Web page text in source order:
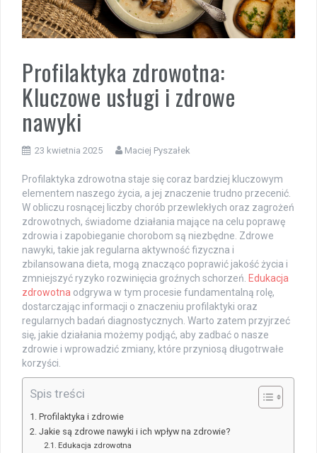
Profilaktyka zdrowotna:
Kluczowe usługi i zdrowe
nawyki
23 kwietnia 2025 Maciej Pyszałek
Profilaktyka zdrowotna staje się coraz bardziej kluczowym
elementem naszego życia, a jej znaczenie trudno przecenić.
W obliczu rosnącej liczby chorób przewlekłych oraz zagrożeń
zdrowotnych, świadome działania mające na celu poprawę
zdrowia i zapobieganie chorobom są niezbędne. Zdrowe
nawyki, takie jak regularna aktywność fizyczna i
zbilansowana dieta, mogą znacząco poprawić jakość życia i
zmniejszyć ryzyko rozwinięcia groźnych schorzeń. Edukacja
zdrowotna odgrywa w tym procesie fundamentalną rolę,
dostarczając informacji o znaczeniu profilaktyki oraz
regularnych badań diagnostycznych. Warto zatem przyjrzeć
się, jakie działania możemy podjąć, aby zadbać o nasze
zdrowie i wprowadzić zmiany, które przyniosą długotrwałe
korzyści.
Spis treści
Profilaktyka i zdrowie
Jakie są zdrowe nawyki i ich wpływ na zdrowie?
Edukacja zdrowotna